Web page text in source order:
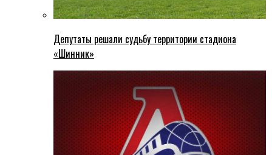
Депутаты решали судьбу территории стадиона
«Шинник»